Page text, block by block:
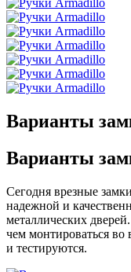
Варианты
Варианты
Сегодня врезные
надежной и
металлических
чем монтироваться во
и тестируются.